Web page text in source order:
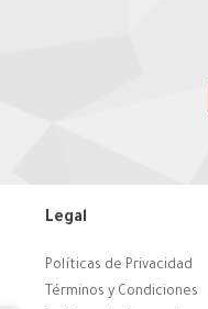
Legal
Políticas de Privacidad
Términos y Condiciones